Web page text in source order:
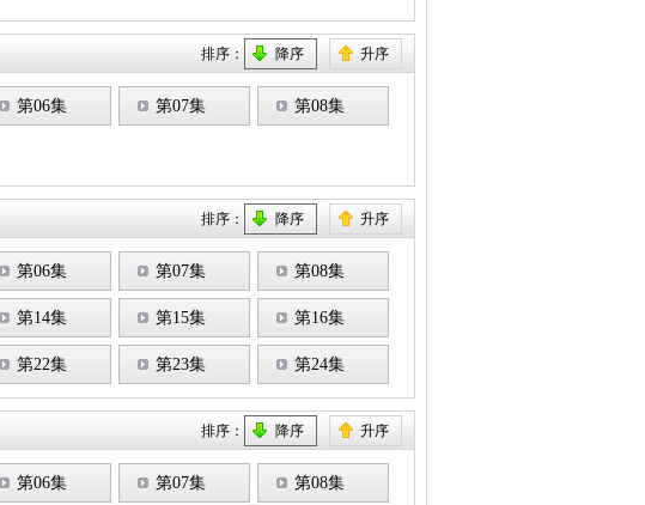
排序： 降序 升序
第06集 第07集 第08集
排序： 降序 升序
第06集 第07集 第08集
第14集 第15集 第16集
第22集 第23集 第24集
排序： 降序 升序
第06集 第07集 第08集